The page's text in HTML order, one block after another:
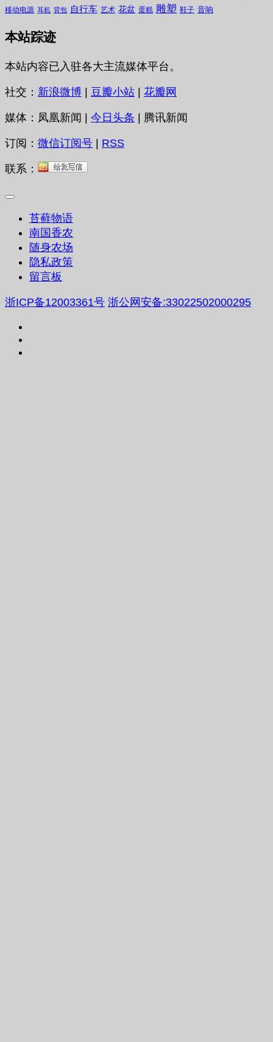
移动电源 耳机 背包 自行车 艺术 花盆 蛋糕 雕塑 鞋子 音响
本站踪迹
本站内容已入驻各大主流媒体平台。
社交： 新浪微博 | 豆瓣小站 | 花瓣网
媒体：凤凰新闻 | 今日头条 | 腾讯新闻
订阅： 微信订阅号 | RSS
联系：
苔藓物语
南国香农
随身农场
隐私政策
留言板
浙ICP备12003361号 浙公网安备:33022502000295